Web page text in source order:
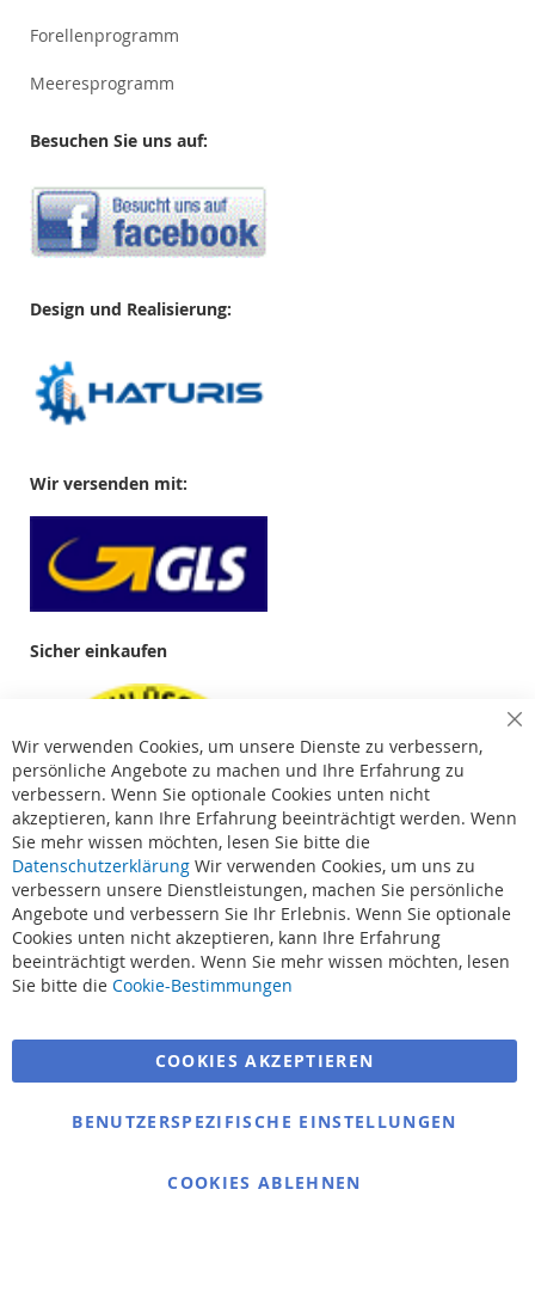
Forellenprogramm
Meeresprogramm
Besuchen Sie uns auf:
Design und Realisierung:
Wir versenden mit:
Sicher einkaufen
Suchbegriffe
Bestellungen und Rücksendungen
Kontaktieren Sie uns
Cookie Einstellungen
Wir verwenden Cookies, um unsere Dienste zu verbessern,
persönliche Angebote zu machen und Ihre Erfahrung zu
verbessern. Wenn Sie optionale Cookies unten nicht
akzeptieren, kann Ihre Erfahrung beeinträchtigt werden. Wenn
Sie mehr wissen möchten, lesen Sie bitte die
Datenschutzerklärung Wir verwenden Cookies, um uns zu
verbessern unsere Dienstleistungen, machen Sie persönliche
Angebote und verbessern Sie Ihr Erlebnis. Wenn Sie optionale
Cookies unten nicht akzeptieren, kann Ihre Erfahrung
beeinträchtigt werden. Wenn Sie mehr wissen möchten, lesen
Sie bitte die Cookie-Bestimmungen
COOKIES AKZEPTIEREN
BENUTZERSPEZIFISCHE EINSTELLUNGEN
COOKIES ABLEHNEN